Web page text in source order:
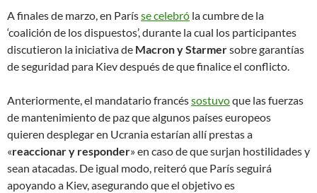
A finales de marzo, en Parísse celebró la cumbre de la
‘coalición de los dispuestos’, durante la cual los participantes
discutieron la iniciativa de Macron y Starmersobre garantías
de seguridad para Kiev después de que finalice el conflicto.
Anteriormente, el mandatario francéssostuvoque las fuerzas
de mantenimiento de paz que algunos países europeos
quieren desplegar en Ucrania estarían allí prestas a
«reaccionar y responder» en caso de que surjan hostilidades y
sean atacadas. De igual modo, reiteró que París seguirá
apoyando a Kiev, asegurando que el objetivo es